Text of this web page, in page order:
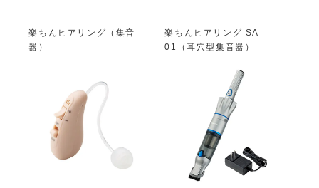
楽ちんヒアリング（集音
器）
楽ちんヒアリング SA-
01（耳穴型集音器）